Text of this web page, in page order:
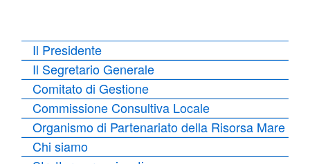
Il Presidente
Il Segretario Generale
Comitato di Gestione
Commissione Consultiva Locale
Organismo di Partenariato della Risorsa Mare
Chi siamo